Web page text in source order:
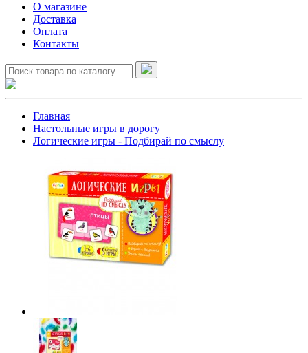
О магазине
Доставка
Оплата
Контакты
Главная
Настольные игры в дорогу
Логические игры - Подбирай по смыслу